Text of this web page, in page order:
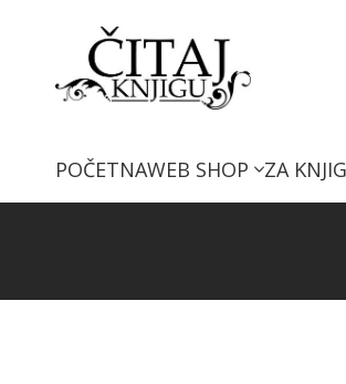
POČETNAWEB SHOP ZA